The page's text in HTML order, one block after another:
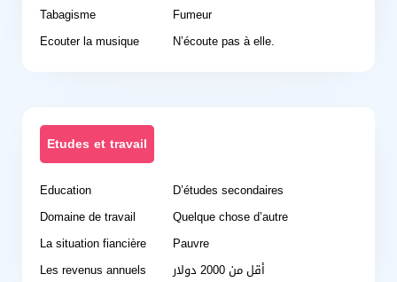
Tabagisme
Fumeur
Ecouter la musique
N’écoute pas à elle.
Etudes et travail
Education
D’études secondaires
Domaine de travail
Quelque chose d’autre
La situation fiancière
Pauvre
Les revenus annuels
أقل من 2000 دولار